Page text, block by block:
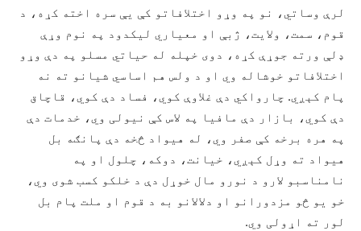
لرې وساتي، نو په وړو اختلافاتو کې يې سره اخته کړه، د
قوم، سمت، ولایت، ژبې او معیاري لیکدود په نوم وړې
ډلې ورته جوړې کړه، دوی خپله له حیاتي مسلو په دې وړو
اختلافاتو خوشاله وي او د ولس هم اساسي شیانو ته نه
پام کېږي. چارواکي دې غلاوې کوي، فساد دې کوي، قاچاق
دې کوي، بازار دې مافیا په لاس کې نیولی وي، خدمات دې
په هره برخه کې صفر وي، له هیواد څخه دې پانګه بل
هیواد ته وړل کېږي، خیانت، دوکه، چلول او په
نامناسبو لارو د نورو مال خوړل دې د خلکو کسب شوی وي،
خو یو څو مزدورانو او دلالانو به د قوم او ملت پام بل
لور ته اړولی وي.